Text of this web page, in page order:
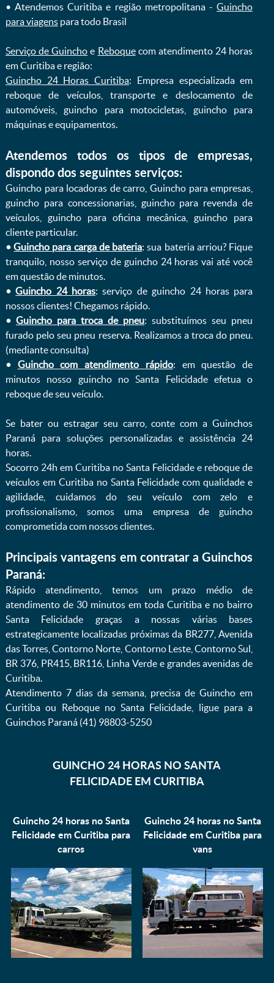
ㅤㅤ• Atendemos Curitiba e região metropolitana -Guincho
para viagenspara todo Brasil
Serviço de Guincho e Reboquecom atendimento 24 horas
em Curitiba e região:
Guincho 24 Horas Curitiba: Empresa especializada em
reboque de veículos, transporte e deslocamento de
automóveis, guincho para motocicletas, guincho para
máquinas e equipamentos.
Atendemos todos os tipos de empresas,
dispondo dos seguintes serviços:
Guincho para locadoras de carro, Guincho para empresas,
guincho para concessionarias, guincho para revenda de
veículos, guincho para oficina mecânica, guincho para
cliente particular.
•Guincho para carga de bateria: sua bateria arriou? Fique
tranquilo, nosso serviço de guincho 24 horas vai até você
em questão de minutos.
•Guincho 24 horas: serviço de guincho 24 horas para
nossos clientes! Chegamos rápido.
• Guincho para troca de pneu: substituímos seu pneu
furado pelo seu pneu reserva. Realizamos a troca do pneu.
(mediante consulta)
• Guincho com atendimento rápido: em questão de
minutos nosso guincho no Santa Felicidade efetua o
reboque de seu veículo.
Se bater ou estragar seu carro, conte com a Guinchos
Paraná para soluções personalizadas e assistência 24
horas.
Socorro 24h em Curitiba no Santa Felicidade e reboque de
veículos em Curitiba no Santa Felicidade com qualidade e
agilidade, cuidamos do seu veículo com zelo e
profissionalismo, somos uma empresa de guincho
comprometida com nossos clientes.
Principais vantagens em contratar a Guinchos
Paraná:
Rápido atendimento, temos um prazo médio de
atendimento de 30 minutos em toda Curitiba e no bairro
Santa Felicidade graças a nossas várias bases
estrategicamente localizadas próximas da BR277, Avenida
das Torres, Contorno Norte, Contorno Leste, Contorno Sul,
BR 376, PR415, BR116, Linha Verde e grandes avenidas de
Curitiba.
Atendimento 7 dias da semana, precisa de Guincho em
Curitiba ou Reboque no Santa Felicidade, ligue para a
Guinchos Paraná (41) 98803-5250
GUINCHO 24 HORAS NO SANTA
FELICIDADE EM CURITIBA
Guincho 24 horas no Santa
Felicidade em Curitiba para
carros
Guincho 24 horas no Santa
Felicidade em Curitiba para
vans